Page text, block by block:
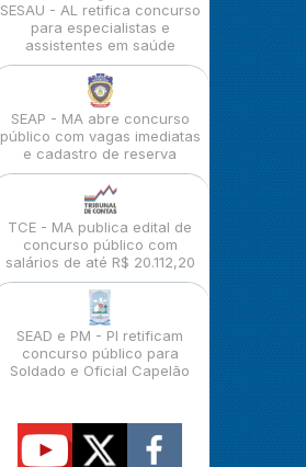
SESAU - AL retifica concurso
para especialistas e
assistentes em saúde
SEAP - MA abre concurso
público com vagas imediatas
e cadastro de reserva
TCE - MA publica edital de
concurso público com
salários de até R$ 20.112,20
SEAD e PM - PI retificam
concurso público para
Soldado e Oficial Capelão